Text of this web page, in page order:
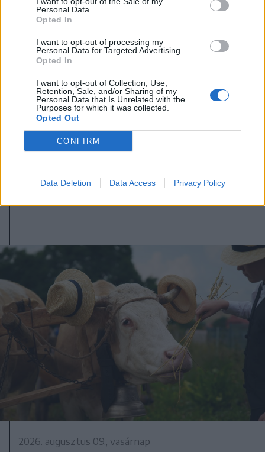
Personal Data.
Opted In
I want to opt-out of processing my
Personal Data for Targeted Advertising.
Opted In
I want to opt-out of Collection, Use,
Retention, Sale, and/or Sharing of my
Personal Data that Is Unrelated with the
Purposes for which it was collected.
Opted Out
CONFIRM
Data Deletion Data Access Privacy Policy
2026. augusztus 09., vasárnap
Fejszékkel támadtak a mentősökre
egy TikTokon terjedő álhír miatt –
2026. augusztus 09., vasárnap